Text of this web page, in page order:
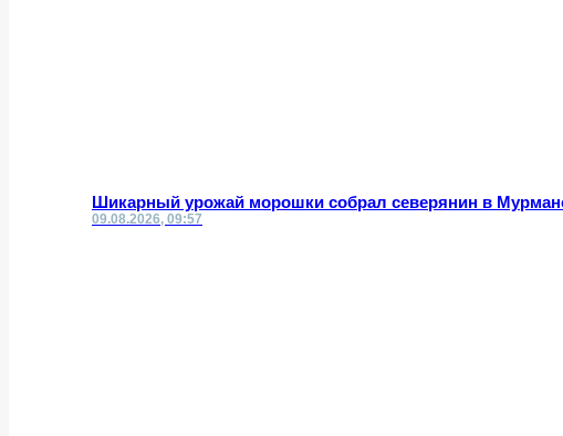
Шикарный урожай морошки собрал северянин в
09.08.2026, 09:57